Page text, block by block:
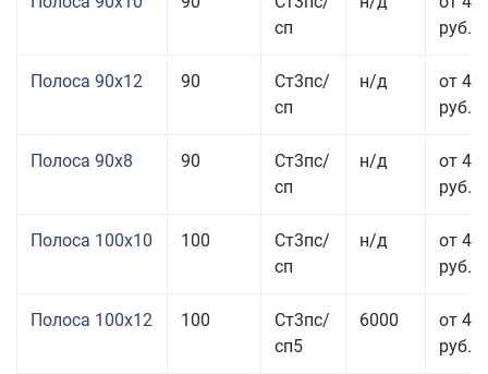
сп
руб.
Полоса 90x12 90
Ст3пс/
сп
н/д
от 42
руб.
Полоса 90x8 90
Ст3пс/
сп
н/д
от 42
руб.
Полоса 100x10 100
Ст3пс/
сп
н/д
от 41
руб.
Полоса 100x12 100
Ст3пс/
сп5
6000
от 45
руб.